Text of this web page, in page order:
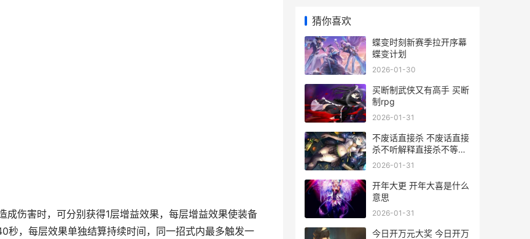
伤害时，可分别获得1层增益效果，每层增益效果使装备
，每层效果单独结算持续时间，同一招式内最多触发一
猜你喜欢
蝶变时刻新赛季拉开序幕
蝶变计划
2026-01-30
买断制武侠又有高手 买断
制rpg
2026-01-31
不废话直接杀 不废话直接
杀不听解释直接杀不等说
话直接杀
2026-01-31
开年大更 开年大喜是什么
意思
2026-01-31
今日开万元大奖 今日开万